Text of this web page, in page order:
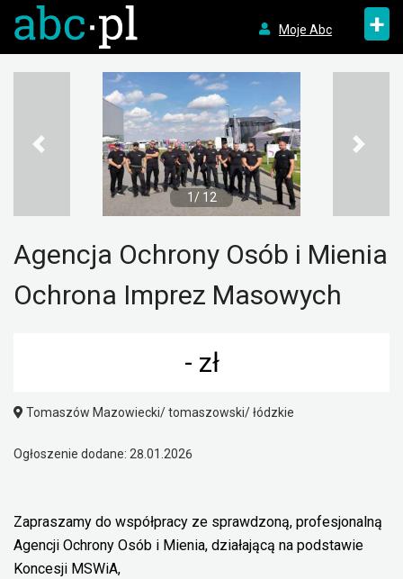
Moje Abc +
1/ 12
Agencja Ochrony Osób i Mienia
Ochrona Imprez Masowych
- zł
Tomaszów Mazowiecki/ tomaszowski/ łódzkie
Ogłoszenie dodane: 28.01.2026
Zapraszamy do współpracy ze sprawdzoną, profesjonalną
Agencji Ochrony Osób i Mienia, działającą na podstawie
Koncesji MSWiA,